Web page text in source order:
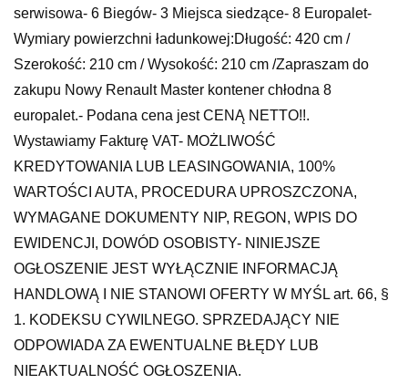
serwisowa- 6 Biegów- 3 Miejsca siedzące- 8 Europalet-
Wymiary powierzchni ładunkowej:Długość: 420 cm /
Szerokość: 210 cm / Wysokość: 210 cm /Zapraszam do
zakupu Nowy Renault Master kontener chłodna 8
europalet.- Podana cena jest CENĄ NETTO!!.
Wystawiamy Fakturę VAT- MOŻLIWOŚĆ
KREDYTOWANIA LUB LEASINGOWANIA, 100%
WARTOŚCI AUTA, PROCEDURA UPROSZCZONA,
WYMAGANE DOKUMENTY NIP, REGON, WPIS DO
EWIDENCJI, DOWÓD OSOBISTY- NINIEJSZE
OGŁOSZENIE JEST WYŁĄCZNIE INFORMACJĄ
HANDLOWĄ I NIE STANOWI OFERTY W MYŚL art. 66, §
1. KODEKSU CYWILNEGO. SPRZEDAJĄCY NIE
ODPOWIADA ZA EWENTUALNE BŁĘDY LUB
NIEAKTUALNOŚĆ OGŁOSZENIA.